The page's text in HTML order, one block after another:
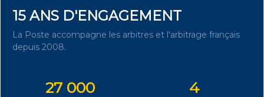
15 ANS D'ENGAGEMENT
La Poste accompagne les arbitres et l'arbitrage français
depuis 2008.
27 000 4